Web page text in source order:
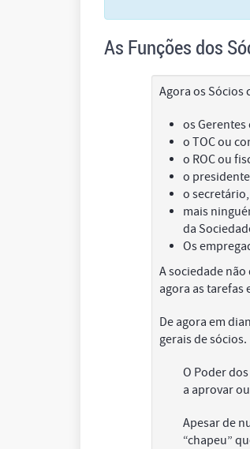
As Funções dos
Agora os Sócios
os
o TOC ou
o ROC ou
o
o
mais
da
Os
A sociedade
agora as tarefas
De agora em
gerais de sócios.
O Poder
a aprovar
Apesar de
“chapeu”